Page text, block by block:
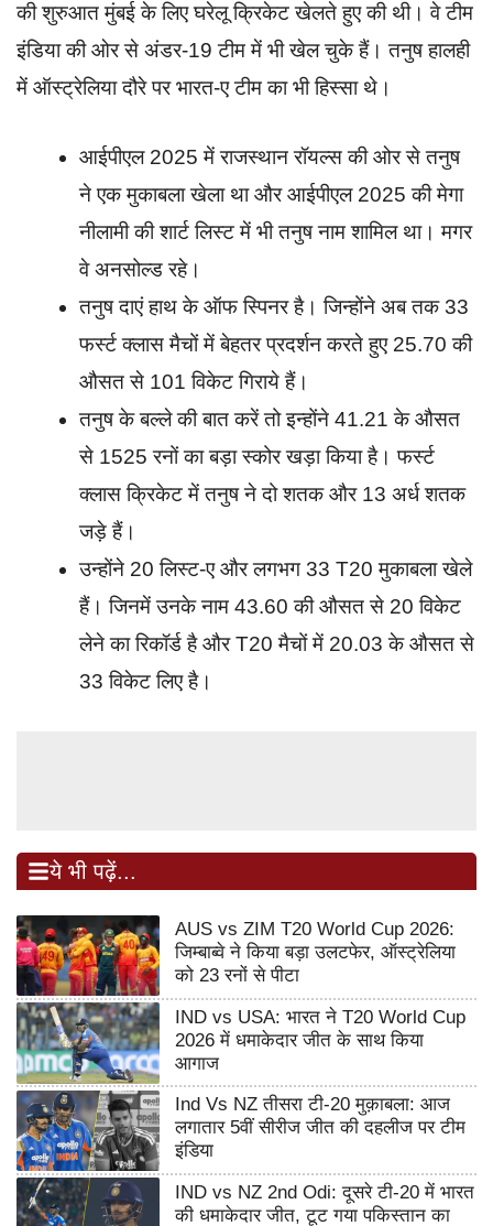
की शुरुआत मुंबई के लिए घरेलू क्रिकेट खेलते हुए की थी। वे टीम
इंडिया की ओर से अंडर-19 टीम में भी खेल चुके हैं। तनुष हालही
में ऑस्ट्रेलिया दौरे पर भारत-ए टीम का भी हिस्सा थे।
आईपीएल 2025 में राजस्थान रॉयल्स की ओर से तनुष
ने एक मुकाबला खेला था और आईपीएल 2025 की मेगा
नीलामी की शार्ट लिस्ट में भी तनुष नाम शामिल था। मगर
वे अनसोल्ड रहे।
तनुष दाएं हाथ के ऑफ स्पिनर है। जिन्होंने अब तक 33
फर्स्ट क्लास मैचों में बेहतर प्रदर्शन करते हुए 25.70 की
औसत से 101 विकेट गिराये हैं।
तनुष के बल्ले की बात करें तो इन्होंने 41.21 के औसत
से 1525 रनों का बड़ा स्कोर खड़ा किया है। फर्स्ट
क्लास क्रिकेट में तनुष ने दो शतक और 13 अर्ध शतक
जड़े हैं।
उन्होंने 20 लिस्ट-ए और लगभग 33 T20 मुकाबला खेले
हैं। जिनमें उनके नाम 43.60 की औसत से 20 विकेट
लेने का रिकॉर्ड है और T20 मैचों में 20.03 के औसत से
33 विकेट लिए है।
ये भी पढ़ें...
AUS vs ZIM T20 World Cup 2026:
जिम्बाब्वे ने किया बड़ा उलटफेर, ऑस्ट्रेलिया
को 23 रनों से पीटा
IND vs USA: भारत ने T20 World Cup
2026 में धमाकेदार जीत के साथ किया
आगाज
Ind Vs NZ तीसरा टी-20 मुक़ाबला: आज
लगातार 5वीं सीरीज जीत की दहलीज पर टीम
इंडिया
IND vs NZ 2nd Odi: दूसरे टी-20 में भारत
की धमाकेदार जीत, टूट गया पकिस्तान का